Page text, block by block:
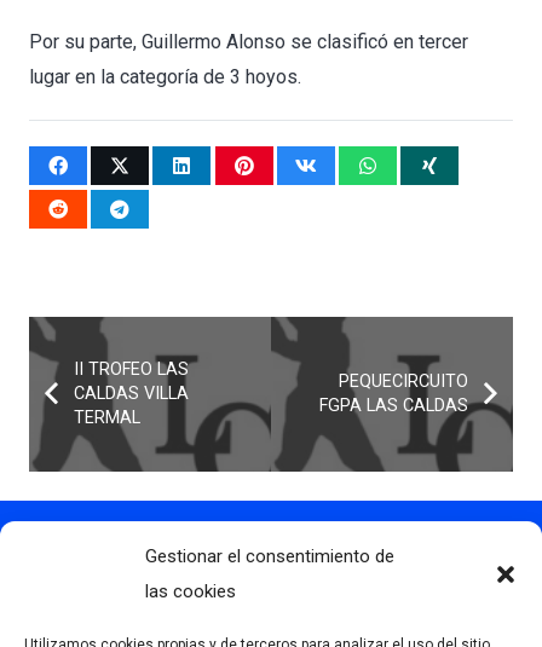
Gestionar el consentimiento de
las cookies
Por su parte, Guillermo Alonso se clasificó en tercer
lugar en la categoría de 3 hoyos.
II TROFEO LAS
CALDAS VILLA
TERMAL
PEQUECIRCUITO
FGPA LAS CALDAS
Contacto
info@clubdegolflascaldas.com